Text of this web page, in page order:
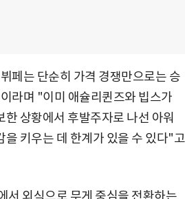
페는 단순히 가격 경쟁만으로는 승
라며 "이미 애슐리퀸즈와 빕스가
상황에서 후발주자로 나선 아워
을 키우는 데 한계가 있을 수 있다"고